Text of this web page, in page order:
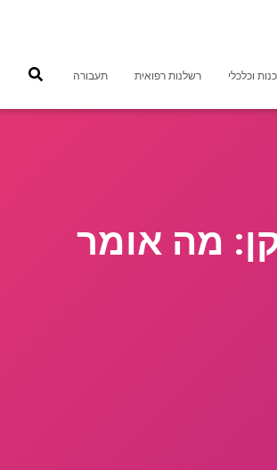
וכלכלי רשלנות רפואית תעבורה
מה אומר